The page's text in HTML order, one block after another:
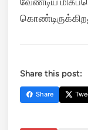
Share this post:
Share